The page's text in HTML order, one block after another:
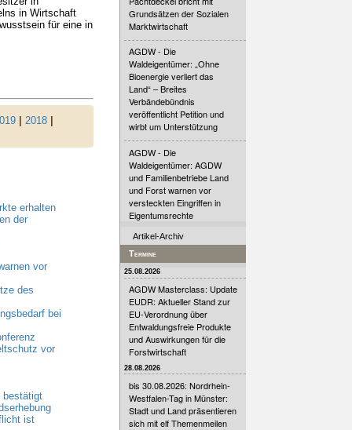
in Wirtschaft
für eine in
| 2018|
erhalten
der
vor
des
bei
vor
bestätigt
ist
Grundsätzen der Sozialen
Marktwirtschaft
AGDW - Die
Waldeigentümer: „Ohne
Bioenergie verliert das
Land“ – Breites
Verbändebündnis
veröffentlicht Petition und
wirbt um Unterstützung
AGDW - Die
Waldeigentümer: AGDW
und Familienbetriebe Land
und Forst warnen vor
versteckten Eingriffen in
Eigentumsrechte
Artikel-Archiv
Termine
25.08.2026
AGDW Masterclass: Update
EUDR: Aktueller Stand zur
EU-Verordnung über
Entwaldungsfreie Produkte
und Auswirkungen für die
Forstwirtschaft
28.08.2026
bis 30.08.2026: Nordrhein-
Westfalen-Tag in Münster:
Stadt und Land präsentieren
sich mit elf Themenmeilen